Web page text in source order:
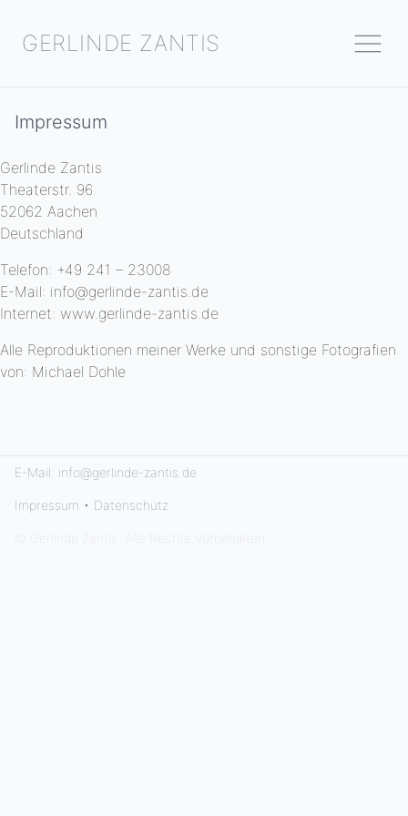
GERLINDE ZANTIS
Impressum
Gerlinde Zantis
Theaterstr. 96
52062 Aachen
Deutschland
Telefon: +49 241 – 23008
E-Mail: info@gerlinde-zantis.de
Internet: www.gerlinde-zantis.de
Alle Reproduktionen meiner Werke und sonstige Fotografien
von: Michael Dohle
E-Mail: info@gerlinde-zantis.de
Impressum • Datenschutz
© Gerlinde Zantis. Alle Rechte Vorbehalten.